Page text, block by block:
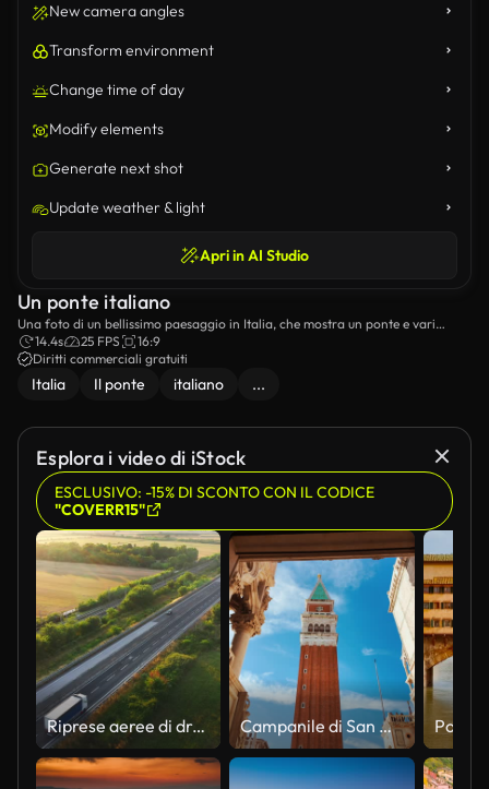
New camera angles
Transform environment
Change time of day
Modify elements
Generate next shot
Update weather & light
Apri in AI Studio
Un ponte italiano
Una foto di un bellissimo paesaggio in Italia, che mostra un ponte e vari
edifici italiani.
14.4s 25 FPS
16:9
Diritti commerciali gratuiti
Italia Il ponte italiano ...
Esplora i video di iStock
ESCLUSIVO: -15% DI SCONTO CON IL CODICE
"COVERR15"
Riprese aeree di droni: semi-camion a lungo raggio che guidano sull'autostrada trafficata nella regione rurale italiana. Campi coltivati agricoli e colline sullo sfondo Campanile di San Marco e Basilica di San Marco, Venezia, Veneto, Italia